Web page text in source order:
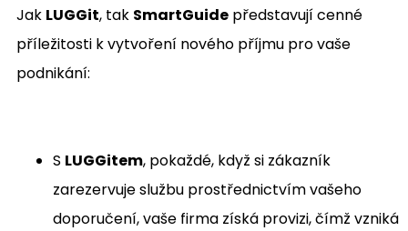
Jak LUGGit, tak SmartGuide představují cenné
příležitosti k vytvoření nového příjmu pro vaše
podnikání:
S LUGGitem, pokaždé, když si zákazník
zarezervuje službu prostřednictvím vašeho
doporučení, vaše firma získá provizi, čímž vzniká